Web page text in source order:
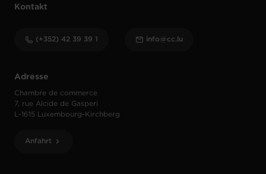
Adresse
Chambre de commerce
7, rue Alcide de Gasperi
L-1615 Luxembourg-Kirchberg
Anfahrt
Kontakt
(+352) 42 39 39 1 info@cc.lu